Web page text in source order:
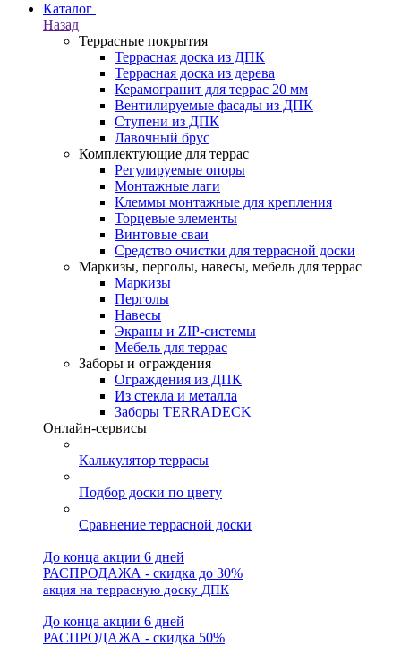
Каталог
Назад
Террасные покрытия
Террасная доска из ДПК
Террасная доска из дерева
Керамогранит для террас 20 мм
Вентилируемые фасады из ДПК
Ступени из ДПК
Лавочный брус
Комплектующие для террас
Регулируемые опоры
Монтажные лаги
Клеммы монтажные для крепления
Торцевые элементы
Винтовые сваи
Средство очистки для террасной доски
Маркизы, перголы, навесы, мебель для террас
Маркизы
Перголы
Навесы
Экраны и ZIP-системы
Мебель для террас
Заборы и ограждения
Ограждения из ДПК
Из стекла и металла
Заборы TERRADECK
Онлайн-сервисы
Калькулятор террасы
Подбор доски по цвету
Сравнение террасной доски
До конца акции 6 дней
РАСПРОДАЖА - скидка до 30%
акция на террасную доску ДПК
До конца акции 6 дней
РАСПРОДАЖА - скидка 50%